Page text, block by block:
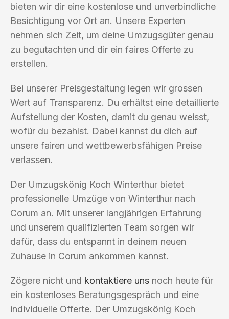
bieten wir dir eine kostenlose und unverbindliche
Besichtigung vor Ort an. Unsere Experten
nehmen sich Zeit, um deine Umzugsgüter genau
zu begutachten und dir ein faires Offerte zu
erstellen.
Bei unserer Preisgestaltung legen wir grossen
Wert auf Transparenz. Du erhältst eine detaillierte
Aufstellung der Kosten, damit du genau weisst,
wofür du bezahlst. Dabei kannst du dich auf
unsere fairen und wettbewerbsfähigen Preise
verlassen.
Der Umzugskönig Koch Winterthur bietet
professionelle Umzüge von Winterthur nach
Corum an. Mit unserer langjährigen Erfahrung
und unserem qualifizierten Team sorgen wir
dafür, dass du entspannt in deinem neuen
Zuhause in Corum ankommen kannst.
Zögere nicht und kontaktiere uns noch heute für
ein kostenloses Beratungsgespräch und eine
individuelle Offerte. Der Umzugskönig Koch